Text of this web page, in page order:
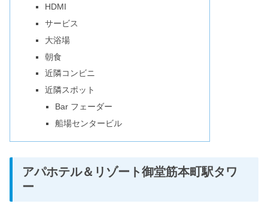
HDMI
サービス
大浴場
朝食
近隣コンビニ
近隣スポット
Bar フェーダー
船場センタービル
アパホテル＆リゾート御堂筋本町駅タワ
ー